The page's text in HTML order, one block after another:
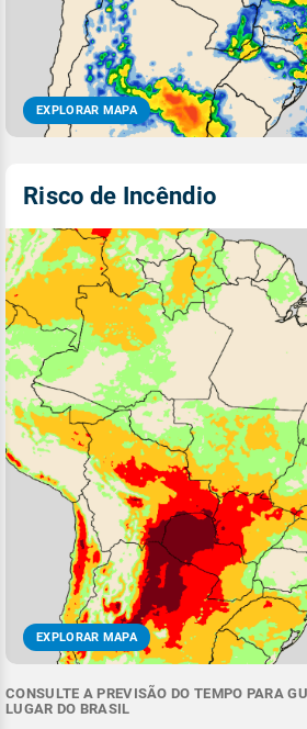
EXPLORAR MAPA
Risco de Incêndio
EXPLORAR MAPA
CONSULTE A PREVISÃO DO TEMPO PARA
LUGAR DO BRASIL